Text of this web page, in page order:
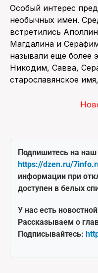
Особый интерес
необычных имен.
встретились
Магдалина и
называли еще более
Никодим, Савва,
старославянское
Подпишитесь на
https://dzen.ru/
информации при
доступен в белых
У нас есть
Рассказываем о
Подписывайтесь: